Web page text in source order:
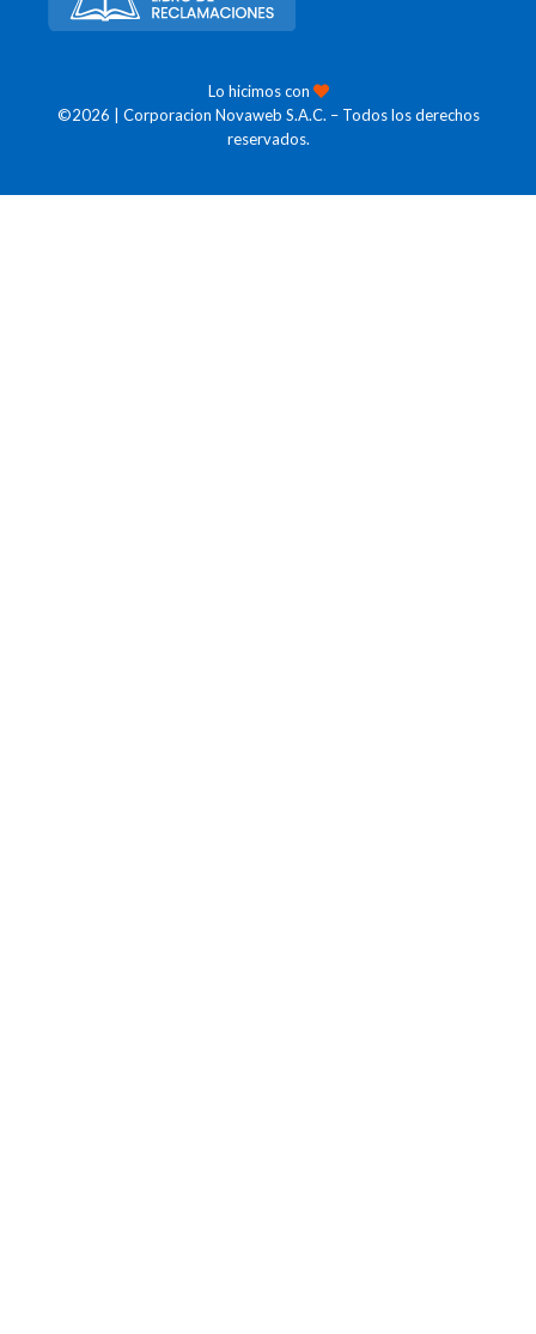
Lo hicimos con
©2026 | Corporacion Novaweb S.A.C. – Todos los derechos
reservados.